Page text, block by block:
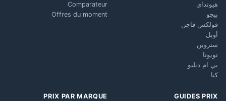
هيونداي
بيجو
فولكس فاجن
أوبل
ستروين
تويوتا
بي ام دبليو
كيا
Comparateur
Offres du moment
GUIDES PRIX
PRIX PAR MARQUE